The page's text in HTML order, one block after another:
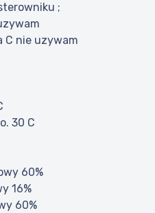
;
C nie uzywam
30 C
60%
16%
60%